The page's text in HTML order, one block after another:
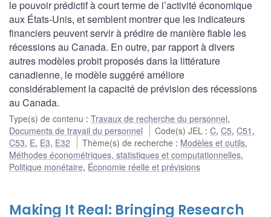
le pouvoir prédictif à court terme de l’activité économique
aux États-Unis, et semblent montrer que les indicateurs
financiers peuvent servir à prédire de manière fiable les
récessions au Canada. En outre, par rapport à divers
autres modèles probit proposés dans la littérature
canadienne, le modèle suggéré améliore
considérablement la capacité de prévision des récessions
au Canada.
Type(s) de contenu : Travaux de recherche du personnel,
Documents de travail du personnel
Code(s) JEL :C,C5,C51 ,
C53, E, E3, E32 Thème(s) de recherche : Modèles et outils,
Méthodes économétriques, statistiques et computationnelles,
Politique monétaire, Économie réelle et prévisions
Making It Real: Bringing Research